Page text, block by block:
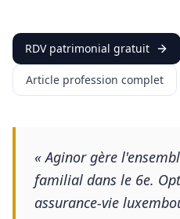
RDV patrimonial gratuit
Article profession complet
«Aginor gère
familial dans le 6e.
assurance-vie